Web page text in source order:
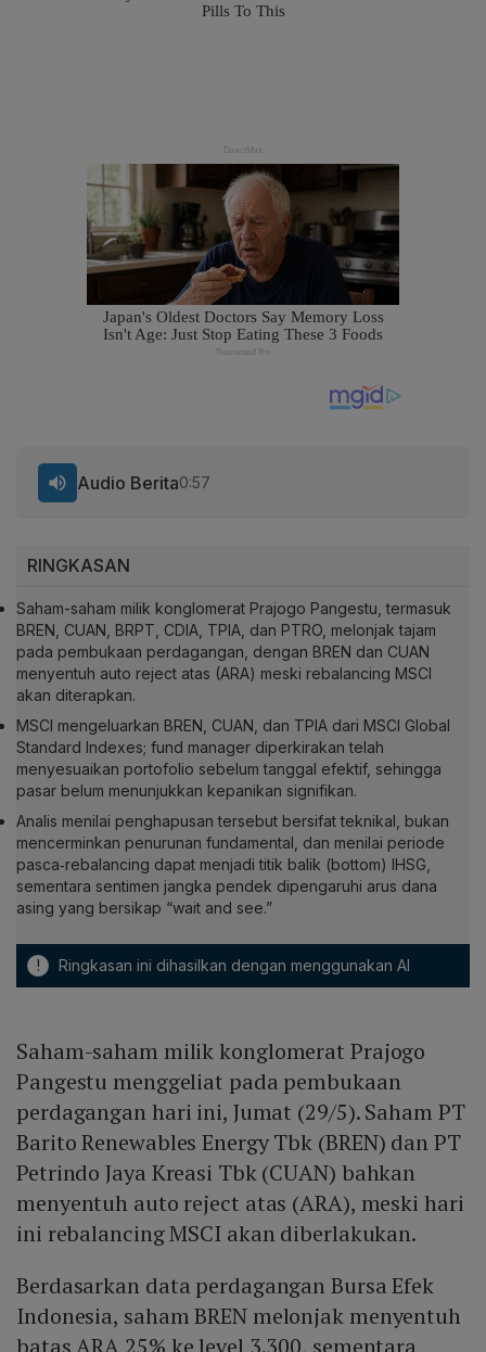
RINGKASAN
Saham-saham milik konglomerat Prajogo Pangestu, termasuk
BREN, CUAN, BRPT, CDIA, TPIA, dan PTRO, melonjak tajam
pada pembukaan perdagangan, dengan BREN dan CUAN
menyentuh auto reject atas (ARA) meski rebalancing MSCI
akan diterapkan.
MSCI mengeluarkan BREN, CUAN, dan TPIA dari MSCI Global
Standard Indexes; fund manager diperkirakan telah
menyesuaikan portofolio sebelum tanggal efektif, sehingga
pasar belum menunjukkan kepanikan signifikan.
Analis menilai penghapusan tersebut bersifat teknikal, bukan
mencerminkan penurunan fundamental, dan menilai periode
pasca‑rebalancing dapat menjadi titik balik (bottom) IHSG,
sementara sentimen jangka pendek dipengaruhi arus dana
asing yang bersikap “wait and see.”
! Ringkasan ini dihasilkan dengan menggunakan AI
Audio Berita0:57
Saham-saham milik konglomerat Prajogo
Pangestu menggeliat pada pembukaan
perdagangan hari ini, Jumat (29/5). Saham PT
Barito Renewables Energy Tbk (BREN) dan PT
Petrindo Jaya Kreasi Tbk (CUAN) bahkan
menyentuh auto reject atas (ARA), meski hari
ini rebalancing MSCI akan diberlakukan.
Berdasarkan data perdagangan Bursa Efek
Indonesia, saham BREN melonjak menyentuh